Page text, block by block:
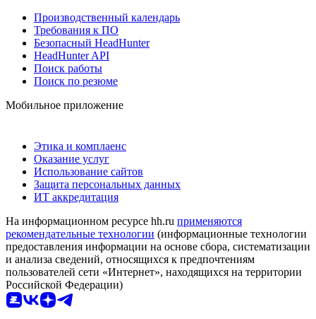
Производственный календарь
Требования к ПО
Безопасный HeadHunter
HeadHunter API
Поиск работы
Поиск по резюме
Мобильное приложение
Этика и комплаенс
Оказание услуг
Использование сайтов
Защита персональных данных
ИТ аккредитация
На информационном ресурсе hh.ru применяются
рекомендательные технологии (информационные технологии
предоставления информации на основе сбора, систематизации
и анализа сведений, относящихся к предпочтениям
пользователей сети «Интернет», находящихся на территории
Российской Федерации)